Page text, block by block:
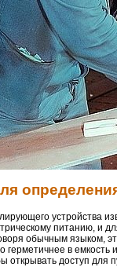
устройства
питанию, и
обычным языком,
герметичнее в
открывать доступ для